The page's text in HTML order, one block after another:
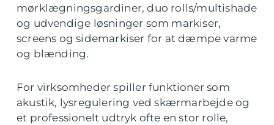
mørklægningsgardiner, duo rolls/multishade
og udvendige løsninger som markiser,
screens og sidemarkiser for at dæmpe varme
og blænding.
For virksomheder spiller funktioner som
akustik, lysregulering ved skærmarbejde og
et professionelt udtryk ofte en stor rolle,